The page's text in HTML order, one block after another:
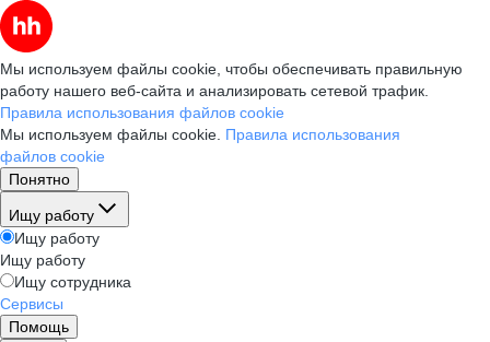
Мы используем файлы cookie, чтобы обеспечивать правильную
работу нашего веб-сайта и анализировать сетевой трафик.
Правила использования файлов cookie
Мы используем файлы cookie. Правила использования
файлов cookie
Понятно
Ищу работу
Ищу работу
Ищу работу
Ищу сотрудника
Сервисы
Помощь